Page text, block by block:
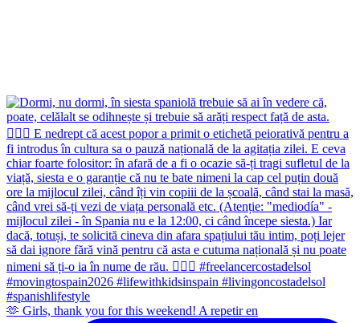
🫶 Girls, thank you for this weekend! A repetir en